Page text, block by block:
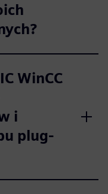
WinCC
i
plug-